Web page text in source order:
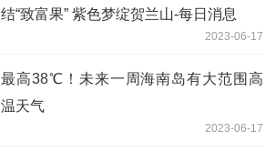
结“致富果” 紫色梦绽贺兰山-每日消息
2023-06-17
最高38℃！未来一周海南岛有大范围高
温天气
2023-06-17